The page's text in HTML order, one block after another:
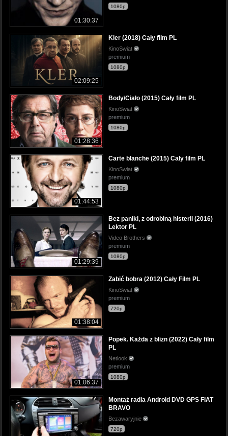
01:30:37
1080p
02:09:25
Kler (2018) Cały film PL
KinoSwiat
premium
1080p
01:28:36
Body/Ciało (2015) Cały film PL
KinoSwiat
premium
1080p
01:44:53
Carte blanche (2015) Cały film PL
KinoSwiat
premium
1080p
01:29:39
Bez paniki, z odrobiną histerii (2016)
Lektor PL
Video Brothers
premium
1080p
01:38:04
Zabić bobra (2012) Cały Film PL
KinoSwiat
premium
720p
01:06:37
Popek. Każda z blizn (2022) Cały film
PL
Netlook
premium
1080p
Montaż radia Android DVD GPS FIAT
BRAVO
Bezawaryjnie
720p